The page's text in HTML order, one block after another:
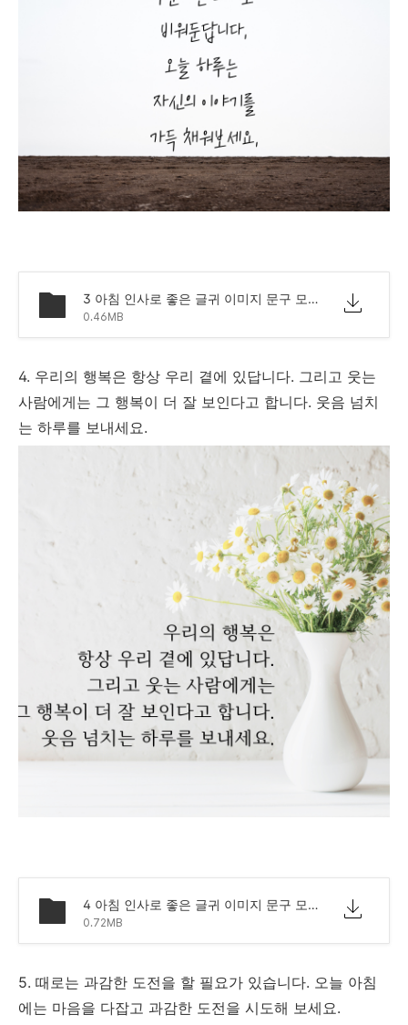
3 아침 인사로 좋은 글귀 이미지 문구 모음.png
0.46MB
4. 우리의 행복은 항상 우리 곁에 있답니다. 그리고 웃는
사람에게는 그 행복이 더 잘 보인다고 합니다. 웃음 넘치
는 하루를 보내세요.
4 아침 인사로 좋은 글귀 이미지 문구 모음.png
0.72MB
5. 때로는 과감한 도전을 할 필요가 있습니다. 오늘 아침
에는 마음을 다잡고 과감한 도전을 시도해 보세요.